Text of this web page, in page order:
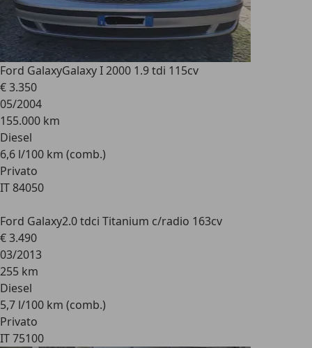
Ford GalaxyGalaxy I 2000 1.9 tdi 115cv
€ 3.350
05/2004
155.000 km
Diesel
6,6 l/100 km (comb.)
Privato
IT 84050
Ford Galaxy2.0 tdci Titanium c/radio 163cv
€ 3.490
03/2013
255 km
Diesel
5,7 l/100 km (comb.)
Privato
IT 75100